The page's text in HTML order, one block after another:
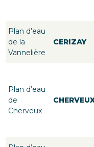
Plan d’eau
de la
Vannelière
CERIZAY
Plan d’eau
de
Cherveux